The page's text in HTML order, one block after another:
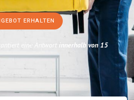
ERHALTEN
eine Antwort innerhalb von 15